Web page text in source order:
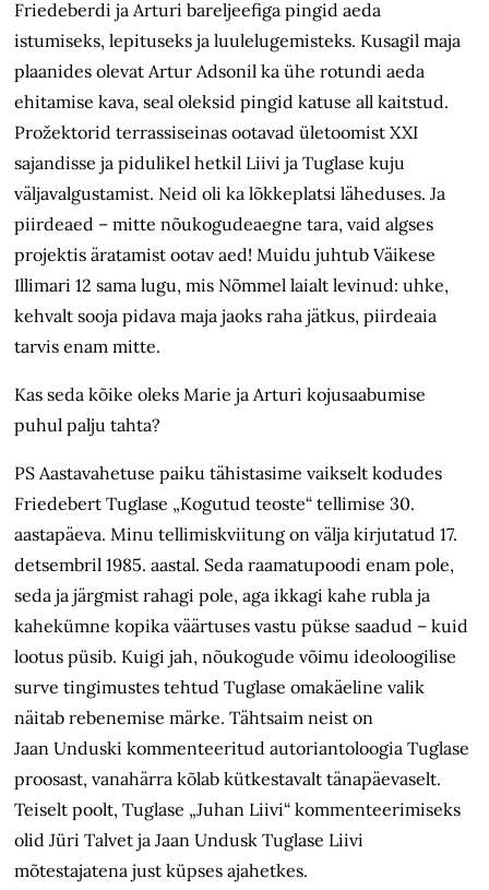
Friedeberdi ja Arturi bareljeefiga pingid aeda
istumiseks, lepituseks ja luulelugemisteks. Kusagil maja
plaanides olevat Artur Adsonil ka ühe rotundi aeda
ehitamise kava, seal oleksid pingid katuse all kaitstud.
Prožektorid terrassiseinas ootavad ületoomist XXI
sajandisse ja pidulikel hetkil Liivi ja Tuglase kuju
väljavalgustamist. Neid oli ka lõkkeplatsi läheduses. Ja
piirdeaed – mitte nõukogudeaegne tara, vaid algses
projektis äratamist ootav aed! Muidu juhtub Väikese
Illimari 12 sama lugu, mis Nõmmel laialt levinud: uhke,
kehvalt sooja pidava maja jaoks raha jätkus, piirdeaia
tarvis enam mitte.
Kas seda kõike oleks Marie ja Arturi kojusaabumise
puhul palju tahta?
PS Aastavahetuse paiku tähistasime vaikselt kodudes
Friedebert Tuglase „Kogutud teoste“ tellimise 30.
aastapäeva. Minu tellimiskviitung on välja kirjutatud 17.
detsembril 1985. aastal. Seda raamatupoodi enam pole,
seda ja järgmist rahagi pole, aga ikkagi kahe rubla ja
kahekümne kopika väärtuses vastu pükse saadud – kuid
lootus püsib. Kuigi jah, nõukogude võimu ideoloogilise
surve tingimustes tehtud Tuglase omakäeline valik
näitab rebenemise märke. Tähtsaim neist on
Jaan Unduski kommenteeritud autoriantoloogia Tuglase
proosast, vanahärra kõlab kütkestavalt tänapäevaselt.
Teiselt poolt, Tuglase „Juhan Liivi“ kommenteerimiseks
olid Jüri Talvet ja Jaan Undusk Tuglase Liivi
mõtestajatena just küpses ajahetkes.